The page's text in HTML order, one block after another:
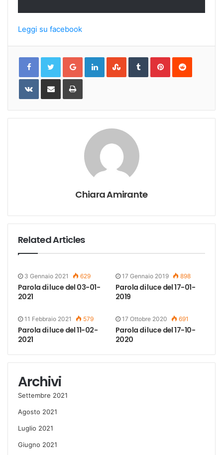
Leggi su facebook
Google+LinkedInStumbleUpon
TumblrPinterestReddit
VKontakteShare
Email
Print
Chiara Amirante
Related Articles
3 Gennaio 2021 629
Parola di luce del 03-01-
2021
17 Gennaio 2019 898
Parola di luce del 17-01-
2019
11 Febbraio 2021 579
Parola di luce del 11-02-
2021
17 Ottobre 2020 691
Parola di luce del 17-10-
2020
Archivi
Settembre 2021
Agosto 2021
Luglio 2021
Giugno 2021